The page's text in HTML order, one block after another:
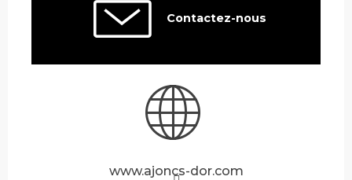
Contactez-nous
www.ajoncs-dor.com